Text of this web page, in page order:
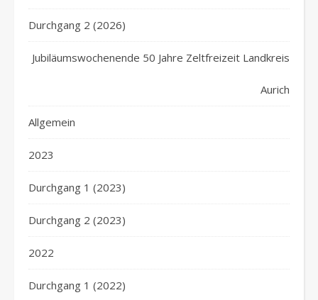
Durchgang 2 (2026)
Jubiläumswochenende 50 Jahre Zeltfreizeit Landkreis
Aurich
Allgemein
2023
Durchgang 1 (2023)
Durchgang 2 (2023)
2022
Durchgang 1 (2022)